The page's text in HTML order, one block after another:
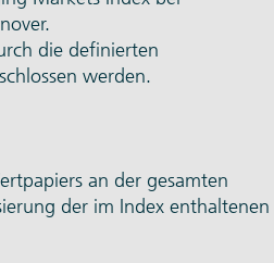
die definierten
werden.
an der gesamten
der im Index enthaltenen